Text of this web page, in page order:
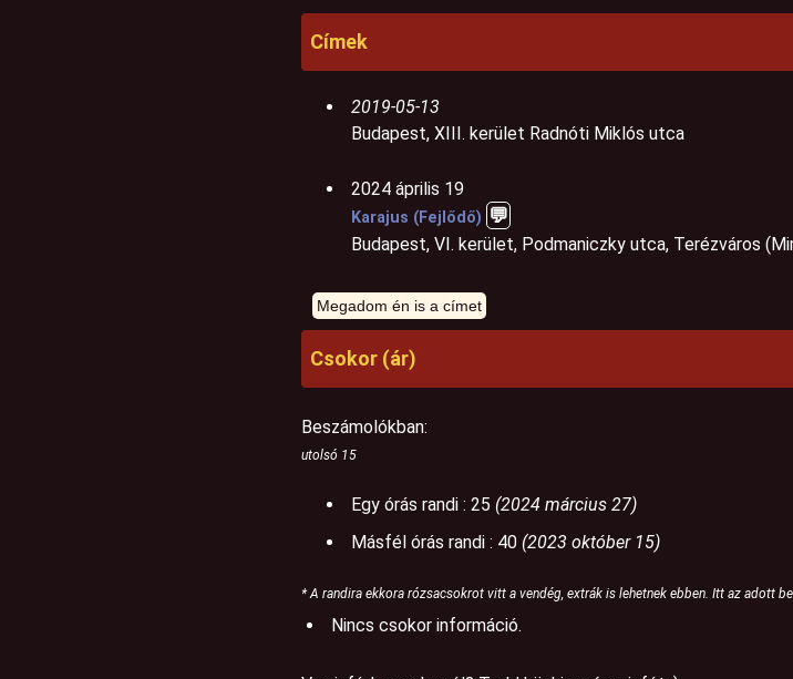
Címek
2019-05-13
Budapest, XIII. kerület Radnóti Miklós utca
2024 április 19
Karajus (Fejlődő) 💬
Budapest, VI. kerület, Podmaniczky utca, Terézváros
Csokor (ár)
Beszámolókban:
utolsó 15
Egy órás randi : 25 (2024 március 27)
Másfél órás randi : 40 (2023 október 15)
* A randira ekkora rózsacsokrot vitt a vendég, extrák is lehetnek ebben. Itt az adott
Nincs csokor információ.